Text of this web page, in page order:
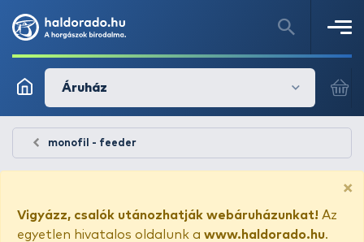
Áruház
monofil - feeder
×
Vigyázz, csalók utánozhatják webáruházunkat! Az
egyetlen hivatalos oldalunk a www.haldorado.hu.